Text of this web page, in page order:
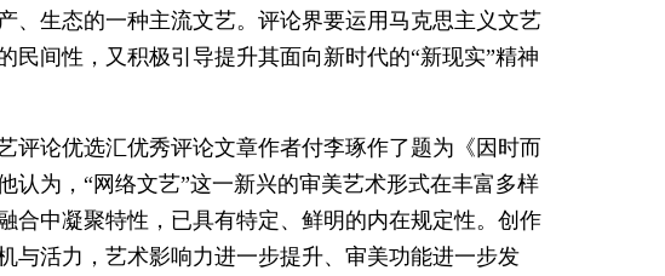
、生态的一种主流文艺。评论界要运用马克思主义文艺
民间性，又积极引导提升其面向新时代的“新现实”精神
评论优选汇优秀评论文章作者付李琢作了题为《因时而
认为，“网络文艺”这一新兴的审美艺术形式在丰富多样
合中凝聚特性，已具有特定、鲜明的内在规定性。创作
与活力，艺术影响力进一步提升、审美功能进一步发